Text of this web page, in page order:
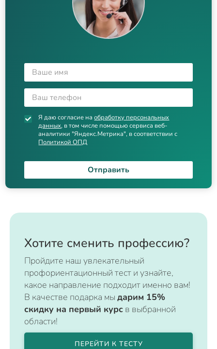
Я даю согласие наобработку персональных
данных, в том числе помощью сервиса веб-
аналитики "Яндекс.Метрика", в соответствии с
Политикой ОПД
Отправить
Хотите сменить профессию?
Пройдите наш увлекательный
профориентационный тест и узнайте,
какое направление подходит именно вам!
В качестве подарка мы дарим 15%
скидку на первый курс в выбранной
области!
ПЕРЕЙТИ К ТЕСТУ